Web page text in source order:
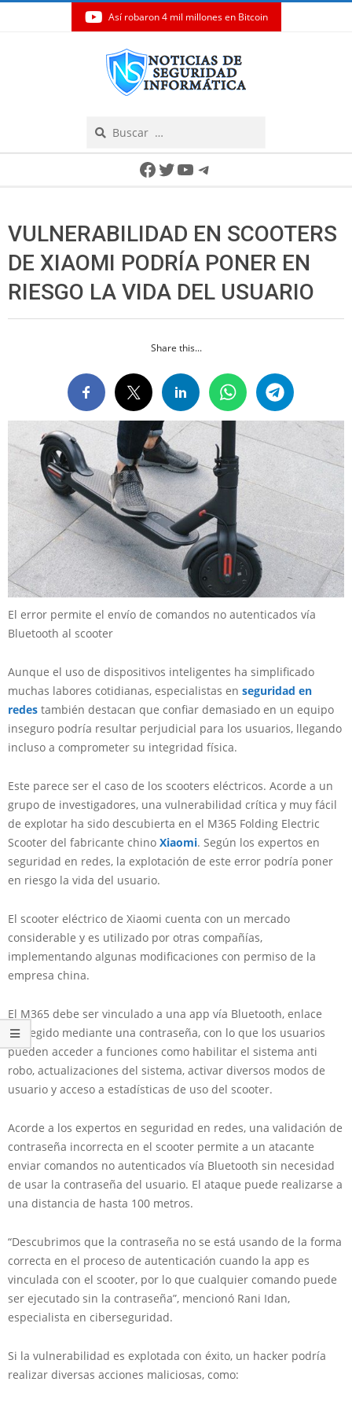
Así robaron 4 mil millones en Bitcoin
Facebook
Twitter
YouTube
Telegram
VULNERABILIDAD EN SCOOTERS
DE XIAOMI PODRÍA PONER EN
RIESGO LA VIDA DEL USUARIO
Share this...
El error permite el envío de comandos no autenticados vía
Bluetooth al scooter
Aunque el uso de dispositivos inteligentes ha simplificado
muchas labores cotidianas, especialistas en seguridad en
redes también destacan que confiar demasiado en un equipo
inseguro podría resultar perjudicial para los usuarios, llegando
incluso a comprometer su integridad física.
Este parece ser el caso de los scooters eléctricos. Acorde a un
grupo de investigadores, una vulnerabilidad crítica y muy fácil
de explotar ha sido descubierta en el M365 Folding Electric
Scooter del fabricante chino Xiaomi. Según los expertos en
seguridad en redes, la explotación de este error podría poner
en riesgo la vida del usuario.
El scooter eléctrico de Xiaomi cuenta con un mercado
considerable y es utilizado por otras compañías,
implementando algunas modificaciones con permiso de la
empresa china.
El M365 debe ser vinculado a una app vía Bluetooth, enlace
protegido mediante una contraseña, con lo que los usuarios
pueden acceder a funciones como habilitar el sistema anti
robo, actualizaciones del sistema, activar diversos modos de
usuario y acceso a estadísticas de uso del scooter.
Acorde a los expertos en seguridad en redes, una validación de
contraseña incorrecta en el scooter permite a un atacante
enviar comandos no autenticados vía Bluetooth sin necesidad
de usar la contraseña del usuario. El ataque puede realizarse a
una distancia de hasta 100 metros.
“Descubrimos que la contraseña no se está usando de la forma
correcta en el proceso de autenticación cuando la app es
vinculada con el scooter, por lo que cualquier comando puede
ser ejecutado sin la contraseña”, mencionó Rani Idan,
especialista en ciberseguridad.
Si la vulnerabilidad es explotada con éxito, un hacker podría
realizar diversas acciones maliciosas, como: